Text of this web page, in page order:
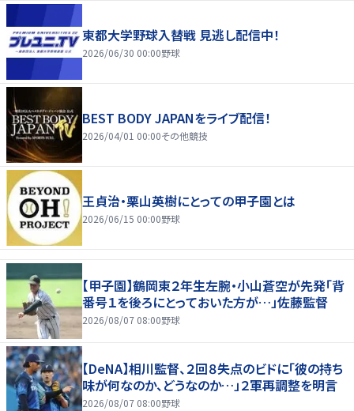
東都大学野球入替戦 見逃し配信中！
2026/06/30 00:00野球
BEST BODY JAPANをライブ配信！
2026/04/01 00:00その他競技
王貞治・栗山英樹にとっての甲子園とは
2026/06/15 00:00野球
【甲子園】鶴岡東２年生左腕・小山蒼空が先発「背
番号１を後ろにとっておいた方が…」佐藤監督
2026/08/07 08:00野球
【DeNA】相川監督、２回８失点のビドに「彼の持ち
味が何なのか、どうなのか…」２軍再調整を明言
2026/08/07 08:00野球